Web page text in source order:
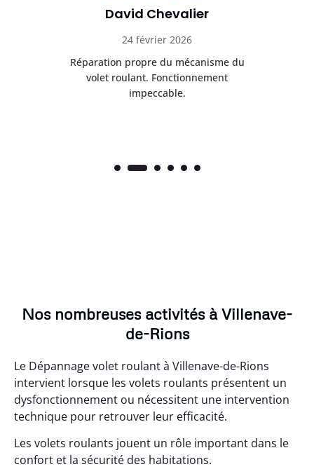
David Chevalier
24 février 2026
Réparation propre du mécanisme du
volet roulant. Fonctionnement
impeccable.
Nos nombreuses activités à Villenave-
de-Rions
Le Dépannage volet roulant à Villenave-de-Rions
intervient lorsque les volets roulants présentent un
dysfonctionnement ou nécessitent une intervention
technique pour retrouver leur efficacité.
Les volets roulants jouent un rôle important dans le
confort et la sécurité des habitations.